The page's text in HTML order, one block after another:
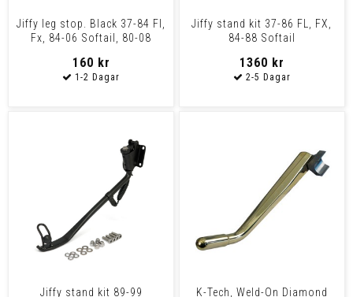
Jiffy leg stop. Black 37-84 Fl,
Fx, 84-06 Softail, 80-08
160 kr
Jiffy stand kit 37-86 FL, FX,
84-88 Softail
1360 kr
Jiffy stand kit 89-99
K-Tech, Weld-On Diamond